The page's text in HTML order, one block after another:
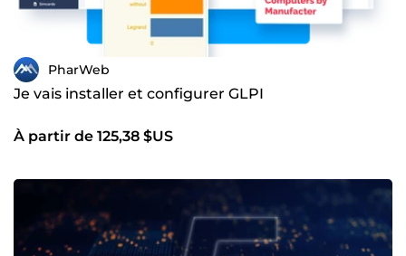
PharWeb
Je vais installer et configurer GLPI
À partir de 125,38 $US